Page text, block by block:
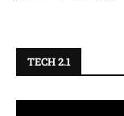
TECH 2.1